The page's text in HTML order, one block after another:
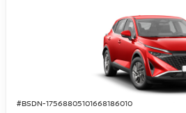
#BSDN-17568805101668186010